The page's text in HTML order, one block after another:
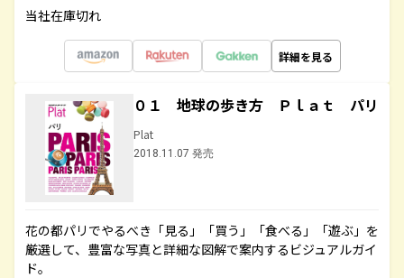
当社在庫切れ
詳細を見る
０１ 地球の歩き方 Ｐｌａｔ パリ
Plat
2018.11.07 発売
花の都パリでやるべき「見る」「買う」「食べる」「遊ぶ」を
厳選して、豊富な写真と詳細な図解で案内するビジュアルガイ
ド。